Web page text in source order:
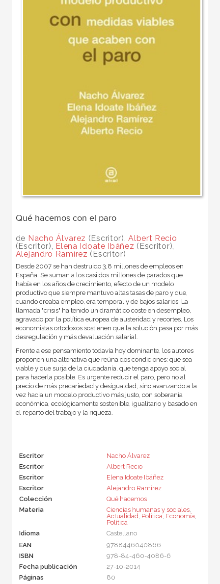
Qué hacemos con el paro
de Nacho Álvarez (Escritor),Albert Recio
(Escritor), Elena Idoate Ibáñez (Escritor),
Alejandro Ramírez (Escritor)
Desde 2007 se han destruido 3,8 millones de empleos en
España. Se suman a los casi dos millones de parados que
había en los años de crecimiento, efecto de un modelo
productivo que siempre mantuvo altas tasas de paro y que,
cuando creaba empleo, era temporal y de bajos salarios. La
llamada "crisis" ha tenido un dramático coste en desempleo,
agravado por la política europea de austeridad y recortes. Los
economistas ortodoxos sostienen que la solución pasa por más
desregulación y más devaluación salarial.
Frente a ese pensamiento todavía hoy dominante, los autores
proponen una altenativa que reúna dos condiciones: que sea
viable y que surja de la ciudadanía, que tenga apoyo social
para hacerla posible. Es urgente reducir el paro, pero no al
precio de más precariedad y desigualdad, sino avanzando a la
vez hacia un modelo productivo más justo, con soberanía
económica, ecológicamente sostenible, igualitario y basado en
el reparto del trabajo y la riqueza.
Escritor
Nacho Álvarez
Escritor
Albert Recio
Escritor
Elena Idoate Ibáñez
Escritor
Alejandro Ramírez
Colección
Qué hacemos
Materia
Ciencias humanas y sociales,
Actualidad, Política, Economía,
Política
Idioma
Castellano
EAN
9788446040866
ISBN
978-84-460-4086-6
Fecha publicación
27-10-2014
Páginas
80